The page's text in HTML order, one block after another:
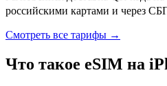
российскими картами и через
Смотреть все тарифы →
Что такое eSIM на